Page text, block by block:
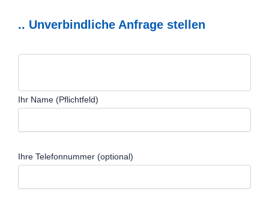
.. Unverbindliche Anfrage stellen
Ihr Name (Pflichtfeld)
Ihre Telefonnummer (optional)